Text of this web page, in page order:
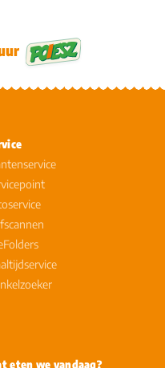
eten we vandaag?